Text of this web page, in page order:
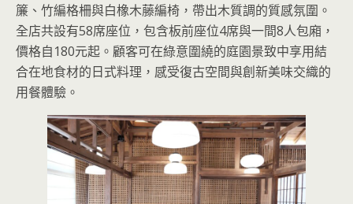
簾、竹編格柵與白橡木藤編椅，帶出木質調的質感氛圍。
全店共設有58席座位，包含板前座位4席與一間8人包廂，
價格自180元起。顧客可在綠意圍繞的庭園景致中享用結
合在地食材的日式料理，感受復古空間與創新美味交織的
用餐體驗。